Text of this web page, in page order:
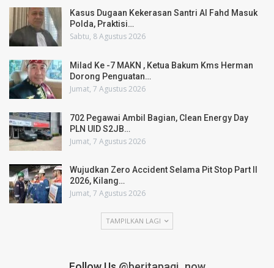
Kasus Dugaan Kekerasan Santri Al Fahd Masuk
Polda, Praktisi…
Sabtu, 8 Agustus 2026
Milad Ke -7 MAKN , Ketua Bakum Kms Herman
Dorong Penguatan…
Jumat, 7 Agustus 2026
702 Pegawai Ambil Bagian, Clean Energy Day
PLN UID S2JB…
Jumat, 7 Agustus 2026
Wujudkan Zero Accident Selama Pit Stop Part II
2026, Kilang…
Jumat, 7 Agustus 2026
TAMPILKAN LAGI